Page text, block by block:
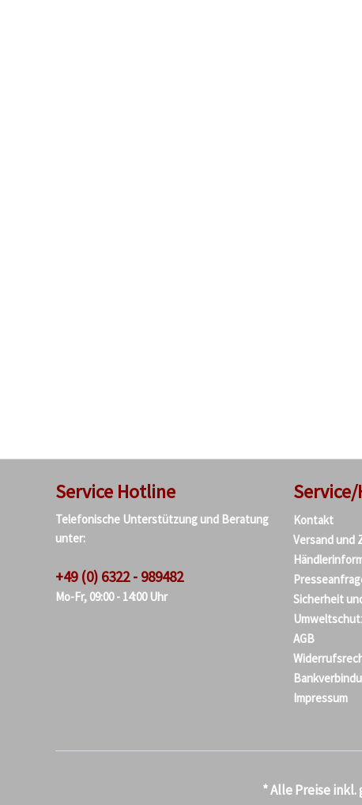
Service Hotline
Telefonische Unterstützung und Beratung
unter:
+49 (0) 6322 - 989482
Mo-Fr, 09:00 - 14:00 Uhr
Kontakt
Versand und
Sicherheit
AGB
Impressum
* Alle Preise